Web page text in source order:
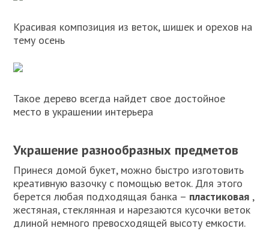
Красивая композиция из веток, шишек и орехов на
тему осень
Такое дерево всегда найдет свое достойное
место в украшении интерьера
Украшение разнообразных предметов
Принеся домой букет, можно быстро изготовить
креативную вазочку с помощью веток. Для этого
берется любая подходящая банка – пластиковая ,
жестяная, стеклянная и нарезаются кусочки веток
длиной немного превосходящей высоту емкости.